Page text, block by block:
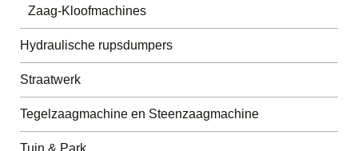
Zaag-Kloofmachines
Hydraulische rupsdumpers
Straatwerk
Tegelzaagmachine en Steenzaagmachine